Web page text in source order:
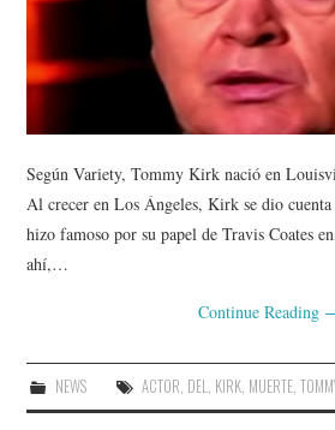
Según Variety, Tommy Kirk nació en
Al crecer en Los Ángeles, Kirk se dio
hizo famoso por su papel de Travis Coates
ahí,…
Continue Reading
NEWS ACTOR, DEL, KIRK, MUERTE,